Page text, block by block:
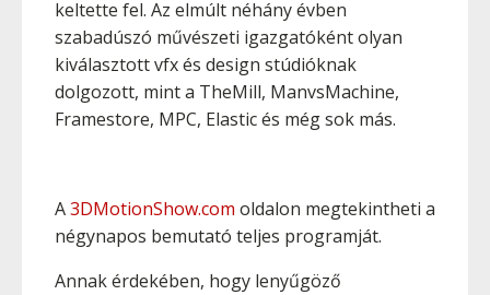
keltette fel. Az elmúlt néhány évben
szabadúszó művészeti igazgatóként olyan
kiválasztott vfx és design stúdióknak
dolgozott, mint a TheMill, ManvsMachine,
Framestore, MPC, Elastic és még sok más.
A3DMotionShow.com oldalon megtekintheti a
négynapos bemutató teljes programját.
Annak érdekében, hogy lenyűgöző